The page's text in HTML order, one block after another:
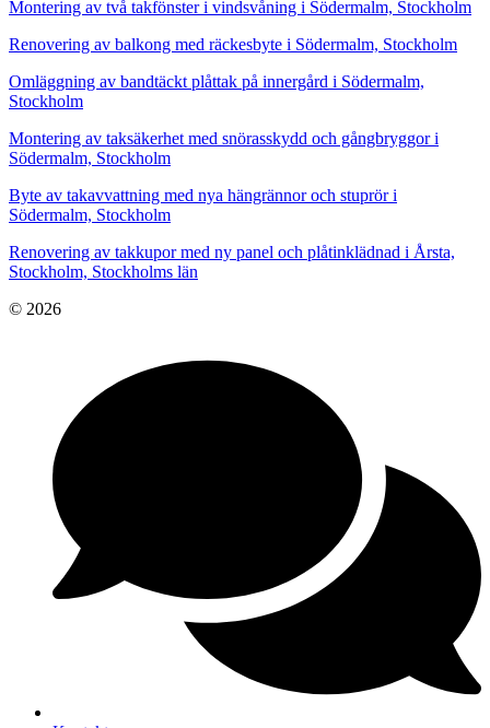
Montering av två takfönster i vindsvåning i Södermalm, Stockholm
Renovering av balkong med räckesbyte i Södermalm, Stockholm
Omläggning av bandtäckt plåttak på innergård i Södermalm,
Stockholm
Montering av taksäkerhet med snörasskydd och gångbryggor i
Södermalm, Stockholm
Byte av takavvattning med nya hängrännor och stuprör i
Södermalm, Stockholm
Renovering av takkupor med ny panel och plåtinklädnad i Årsta,
Stockholm, Stockholms län
© 2026